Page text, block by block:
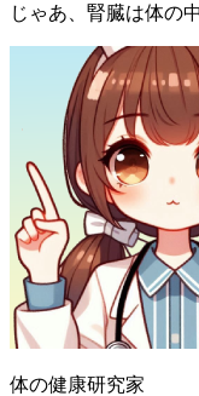
じゃあ、腎臓は体の
体の健康研究家